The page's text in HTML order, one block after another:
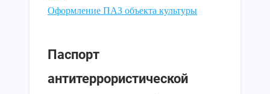
Оформление ПАЗ объекта культуры
Паспорт
антитеррористической